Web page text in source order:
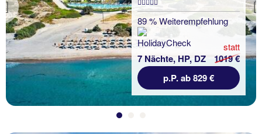
Previous 89 % Weiterempfehlung
7 Nächte, HP, DZ
statt
1019 €
p.P. ab 829 €